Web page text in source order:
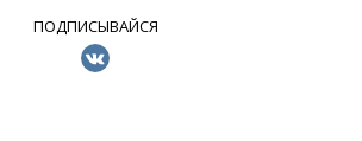
ПОДПИСЫВАЙСЯ